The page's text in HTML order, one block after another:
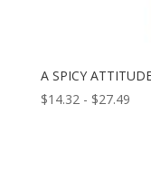
A SPICY
$14.32 - $27.49